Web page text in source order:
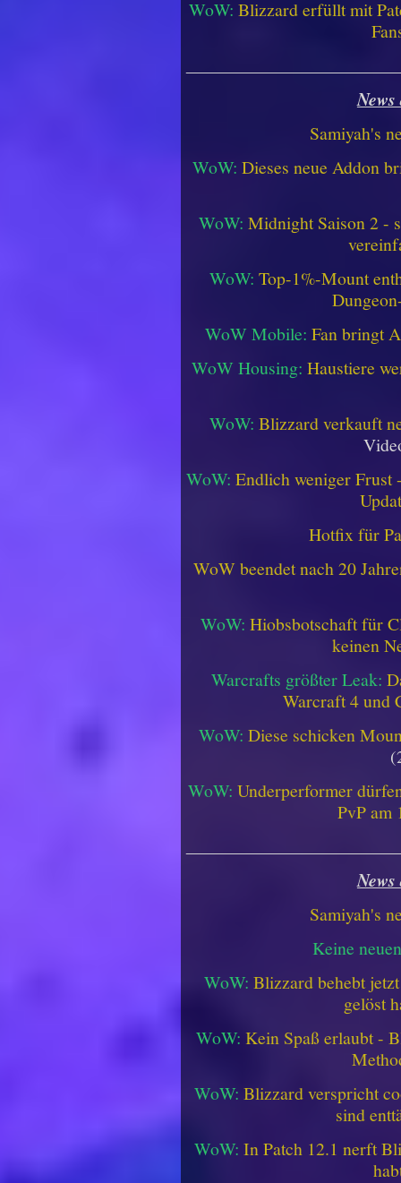
WoW: Blizzard erfüllt mit
Samiyah's
WoW: Dieses neue Addon
WoW: Midnight Saison 2 -
WoW: Top-1%-Mount
WoW Mobile: Fan bringt
WoW Housing: Haustiere
WoW: Blizzard verkauft
WoW: Endlich weniger
Hotfix für
WoW beendet nach 20
WoW: Hiobsbotschaft für
keinen
Warcrafts größter Leak:
Warcraft 4 und
WoW: Diese schicken
WoW: Underperformer
PvP am
Samiyah's
Keine
WoW: Blizzard behebt
gelöst
WoW: Kein Spaß erlaubt -
WoW: Blizzard verspricht
sind
WoW: In Patch 12.1 nerft